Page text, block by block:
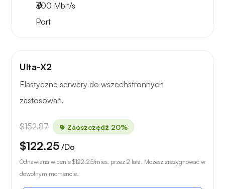
300 Mbit/s
Port
Ulta-X2
Elastyczne serwery do wszechstronnych
zastosowań.
$152.87 Zaoszczędź 20%
$122.25 /Do
Odnawiana w cenie $122.25/mies. przez 2 lata. Możesz zrezygnować w
dowolnym momencie.